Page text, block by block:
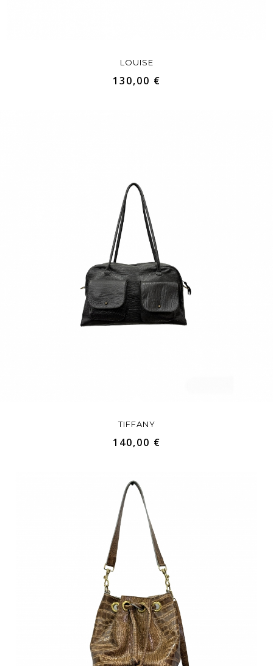
LOUISE
130,00 €
TIFFANY
140,00 €